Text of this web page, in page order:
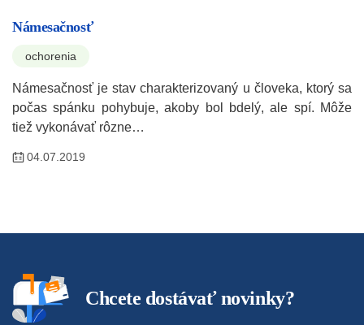
Námesačnosť
ochorenia
Námesačnosť je stav charakterizovaný u človeka, ktorý sa
počas spánku pohybuje, akoby bol bdelý, ale spí. Môže
tiež vykonávať rôzne…
04.07.2019
Chcete dostávať novinky?